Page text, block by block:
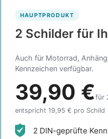
HAUPTPRODUKT
2 Schilder für
Auch für Motorrad,
Kennzeichen verfügbar.
39,90 €für
entspricht 19,95 € pro Schild
2 DIN-geprüfte